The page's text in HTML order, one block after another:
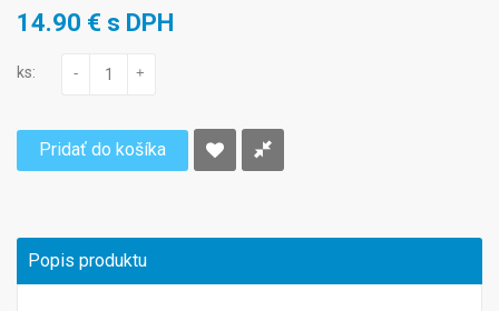
14.90 € s DPH
ks: - +
Pridať do košíka
Popis produktu